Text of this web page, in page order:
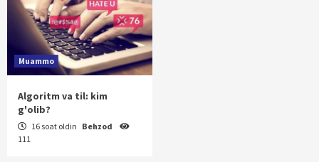
Muammo
Algoritm va til: kim
g'olib?
16 soat oldin Behzod
111